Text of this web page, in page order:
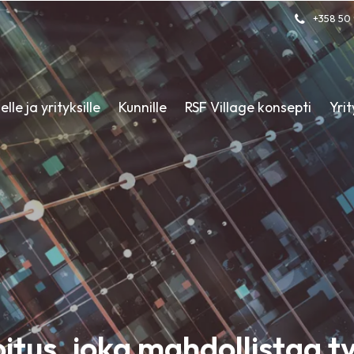
+358 50
ja yrityksille Kunnille RSF Village konsepti